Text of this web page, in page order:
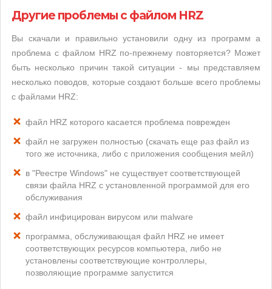
Другие проблемы с файлом HRZ
Вы скачали и правильно установили одну из программ а
проблема с файлом HRZ по-прежнему повторяется? Может
быть несколько причин такой ситуации - мы представляем
несколько поводов, которые создают больше всего проблемы
с файлами HRZ:
файл HRZ которого касается проблема поврежден
файл не загружен полностью (скачать еще раз файл из
того же источника, либо с приложения сообщения мейл)
в "Реестре Windows" не существует соответствующей
связи файла HRZ с установленной программой для его
обслуживания
файл инфицирован вирусом или malware
программа, обслуживающая файл HRZ не имеет
соответствующих ресурсов компьютера, либо не
установлены соответствующие контроллеры,
позволяющие программе запустится